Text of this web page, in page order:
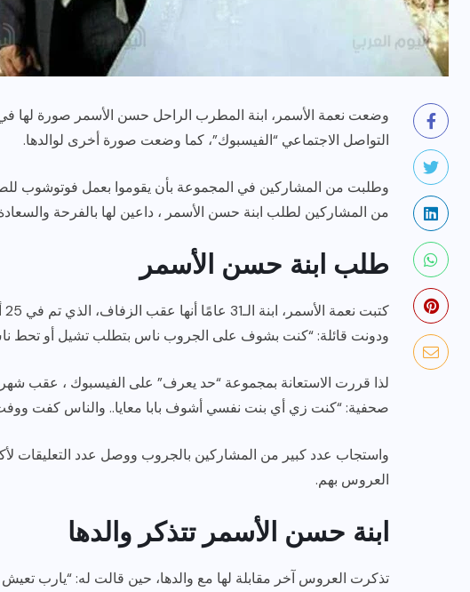
وضعت نعمة الأسمر، ابنة المطرب الراحل حسن الأسمر صورة لها
التواصل الاجتماعي “الفيسبوك”، كما وضعت صورة أخرى لوالدها.
وطلبت من المشاركين في المجموعة بأن يقوموا بعمل فوتوشوب
من المشاركين لطلب ابنة حسن الأسمر ، داعين لها بالفرحة
طلب ابنة حسن الأسمر
ودونت قائلة: “كنت بشوف على الجروب ناس بتطلب تشيل أو تحط
لذا قررت الاستعانة بمجموعة “حد يعرف” على الفيسبوك ، عقب
صحفية: “كنت زي أي بنت نفسي أشوف بابا معايا.. والناس كفت
واستجاب عدد كبير من المشاركين بالجروب ووصل عدد التعليقات
العروس بهم.
ابنة حسن الأسمر تتذكر والدها
رصد اهم تصاريحات
الفنانه”شيرين رضا” مع سمر
يسرى..فما هى؟
نجوم